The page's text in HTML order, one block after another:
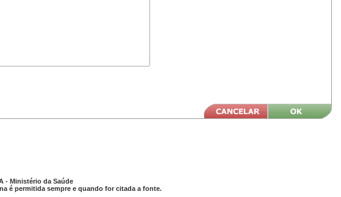
- Ministério da Saúde
é permitida sempre e quando for citada a fonte.